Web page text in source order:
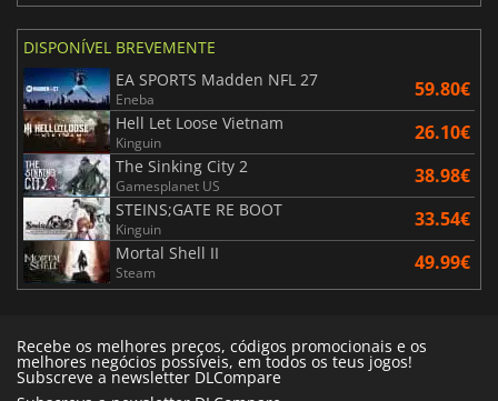
DISPONÍVEL BREVEMENTE
EA SPORTS Madden NFL 27
Eneba 59.80€
Hell Let Loose Vietnam
Kinguin 26.10€
The Sinking City 2
Gamesplanet US 38.98€
STEINS;GATE RE BOOT
Kinguin 33.54€
Mortal Shell II
Steam 49.99€
Recebe os melhores preços, códigos promocionais e os
melhores negócios possíveis, em todos os teus jogos!
Subscreve a newsletter DLCompare